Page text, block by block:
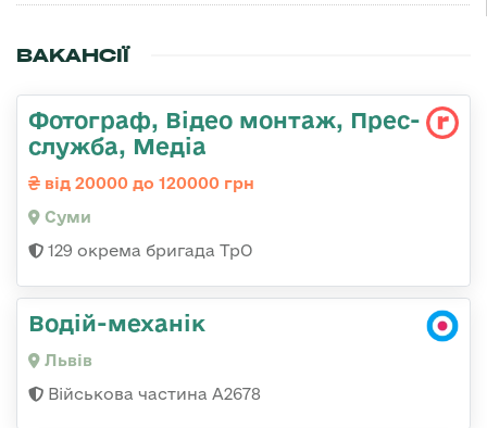
ВАКАНСІЇ
Фотограф, Відео монтаж, Прес-
служба, Медіа
від 20000 до 120000 грн
Суми
129 окрема бригада ТрО
Водій-механік
Львів
Військова частина А2678